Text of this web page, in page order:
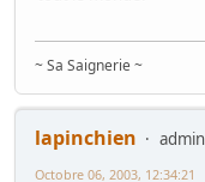
~ Sa Saignerie ~
lapinchien
Octobre 06, 2003, 12:34:21